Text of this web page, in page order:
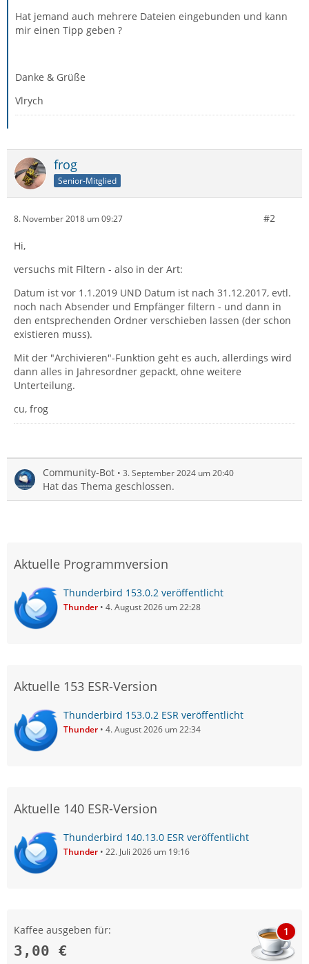
Hat jemand auch mehrere Dateien eingebunden und kann
mir einen Tipp geben ?
Danke & Grüße
Vlrych
frog
Senior-Mitglied
8. November 2018 um 09:27 #2
Hi,
versuchs mit Filtern - also in der Art:
Datum ist vor 1.1.2019 UND Datum ist nach 31.12.2017, evtl.
noch nach Absender und Empfänger filtern - und dann in
den entsprechenden Ordner verschieben lassen (der schon
existieren muss).
Mit der "Archivieren"-Funktion geht es auch, allerdings wird
dann alles in Jahresordner gepackt, ohne weitere
Unterteilung.
cu, frog
Community-Bot 3. September 2024 um 20:40
Hat das Thema geschlossen.
Aktuelle Programmversion
Thunderbird 153.0.2 veröffentlicht
Thunder 4. August 2026 um 22:28
Aktuelle 153 ESR-Version
Thunderbird 153.0.2 ESR veröffentlicht
Thunder 4. August 2026 um 22:34
Aktuelle 140 ESR-Version
Thunderbird 140.13.0 ESR veröffentlicht
Thunder 22. Juli 2026 um 19:16
Kaffee ausgeben für:
3,00 €
1